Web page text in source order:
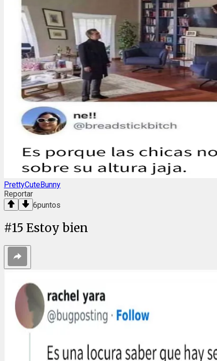
PrettyCuteBunny
Reportar
6puntos
#15 Estoy bien